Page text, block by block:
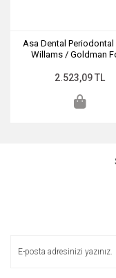
Asa Dental Periodontal
Willams / Goldman
2.523,09 TL